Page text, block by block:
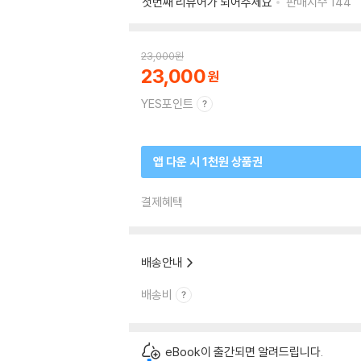
23,000원
23,000
YES포인트
앱 다운 시 1천원 상품권
결제혜택
배송안내
배송비
eBook이 출간되면 알려드립니다.